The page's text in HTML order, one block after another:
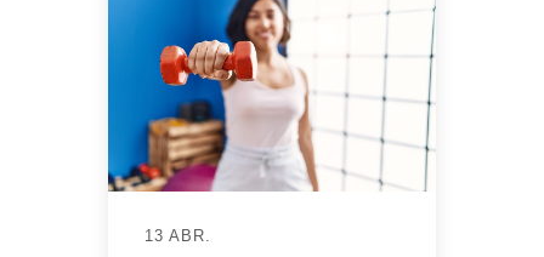
13 ABR.